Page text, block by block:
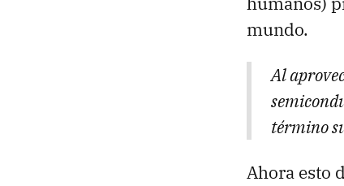
mundo.
Al
término
Ahora esto